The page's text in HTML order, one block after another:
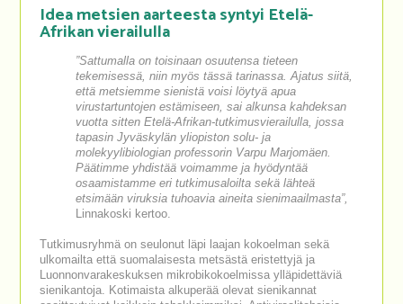
Idea metsien aarteesta syntyi Etelä-
Afrikan vierailulla
”Sattumalla on toisinaan osuutensa tieteen
tekemisessä, niin myös tässä tarinassa. Ajatus siitä,
että metsiemme sienistä voisi löytyä apua
virustartuntojen estämiseen, sai alkunsa kahdeksan
vuotta sitten Etelä-Afrikan-tutkimusvierailulla, jossa
tapasin Jyväskylän yliopiston solu- ja
molekyylibiologian professorin Varpu Marjomäen.
Päätimme yhdistää voimamme ja hyödyntää
osaamistamme eri tutkimusaloilta sekä lähteä
etsimään viruksia tuhoavia aineita sienimaailmasta”,
Linnakoski kertoo.
Tutkimusryhmä on seulonut läpi laajan kokoelman sekä
ulkomailta että suomalaisesta metsästä eristettyjä ja
Luonnonvarakeskuksen mikrobikokoelmissa ylläpidettäviä
sienikantoja. Kotimaista alkuperää olevat sienikannat